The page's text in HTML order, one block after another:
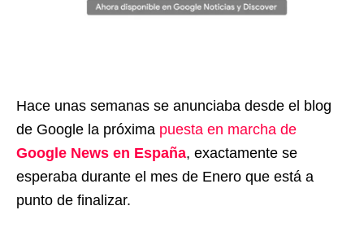
Hace unas semanas se anunciaba desde el blog
de Google la próxima puesta en marcha de
Google News en España, exactamente se
esperaba durante el mes de Enero que está a
punto de finalizar.